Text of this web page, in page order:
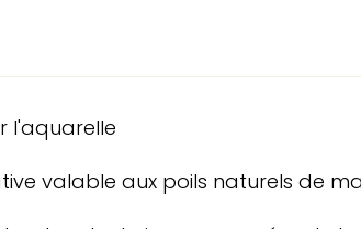
l'aquarelle
valable aux poils naturels de